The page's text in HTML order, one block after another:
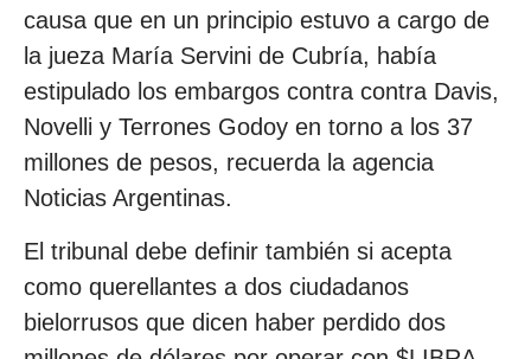
causa que en un principio estuvo a cargo de
la jueza María Servini de Cubría, había
estipulado los embargos contra contra Davis,
Novelli y Terrones Godoy en torno a los 37
millones de pesos, recuerda la agencia
Noticias Argentinas.
El tribunal debe definir también si acepta
como querellantes a dos ciudadanos
bielorrusos que dicen haber perdido dos